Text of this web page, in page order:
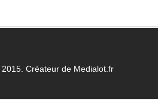
Créateur de Medialot.fr